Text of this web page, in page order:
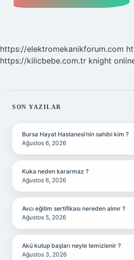
https://elektromekanikforum.com
https://kilicbebe.com.tr knight
SIDEBAR
SON YAZILAR
Bursa Hayat Hastanesi’nin sahibi kim ?
Ağustos 6, 2026
Kuka neden kararmaz ?
Ağustos 6, 2026
Avcı eğitim sertifikası nereden alınır ?
Ağustos 5, 2026
Akü kutup başları neyle temizlenir ?
Ağustos 3, 2026